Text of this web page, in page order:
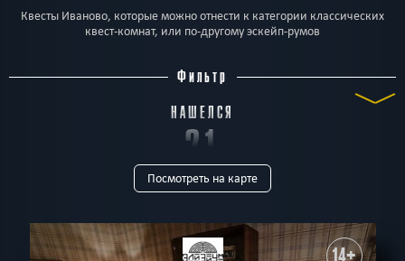
Квесты Иваново, которые можно отнести к категории классических
квест-комнат, или по-другому эскейп-румов
Фильтр
НАШЕЛСЯ
21
КВЕСТ
Все Квест-комнаты Перформанс Детские
Живые
Выездные
Посмотреть на карте
14+